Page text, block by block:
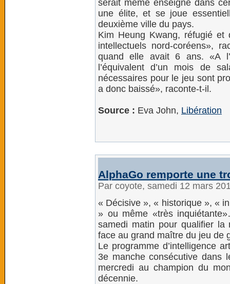
serait même enseigné dans
une élite, et se joue
deuxième ville du pays.
Kim Heung Kwang, réfugié et
intellectuels nord-coréens»,
quand elle avait 6 ans. «A
l’équivalent d’un mois de
nécessaires pour le jeu sont
a donc baissé», raconte-t-il.
Source : Eva John, Libération
AlphaGo remporte une
Par coyote, samedi 12 mars
« Décisive », « historique », «
» ou même «très
samedi matin pour qualifier la
face au grand maître du jeu de
Le programme d’intelligence
3e manche consécutive dans
mercredi au champion du
décennie.